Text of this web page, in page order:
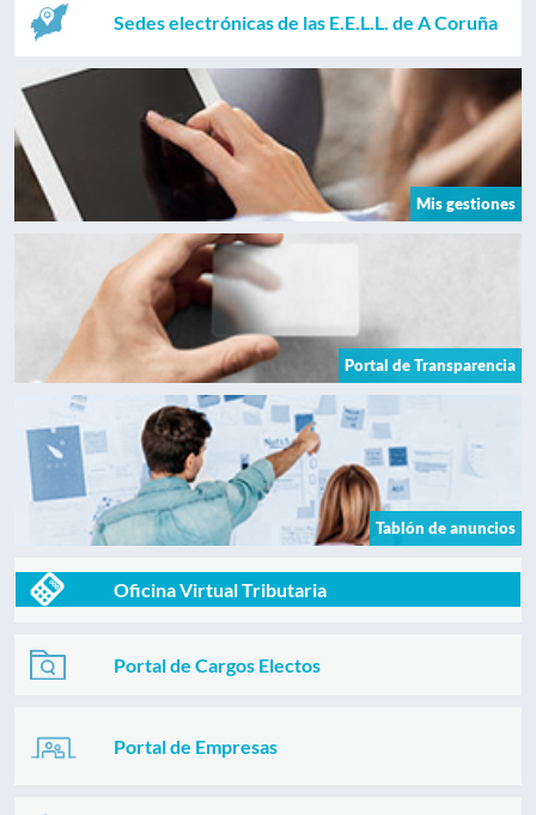
Sedes electrónicas de las E.E.L.L. de A Coruña
Mis gestiones
Portal de Transparencia
Tablón de anuncios
Oficina Virtual Tributaria
Portal de Cargos Electos
Portal de Empresas